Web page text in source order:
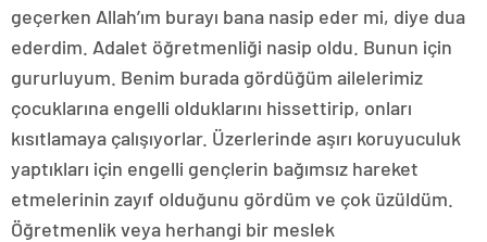
geçerken Allah’ım burayı bana nasip eder mi, diye dua
ederdim. Adalet öğretmenliği nasip oldu. Bunun için
gururluyum. Benim burada gördüğüm ailelerimiz
çocuklarına engelli olduklarını hissettirip, onları
kısıtlamaya çalışıyorlar. Üzerlerinde aşırı koruyuculuk
yaptıkları için engelli gençlerin bağımsız hareket
etmelerinin zayıf olduğunu gördüm ve çok üzüldüm.
Öğretmenlik veya herhangi bir meslek